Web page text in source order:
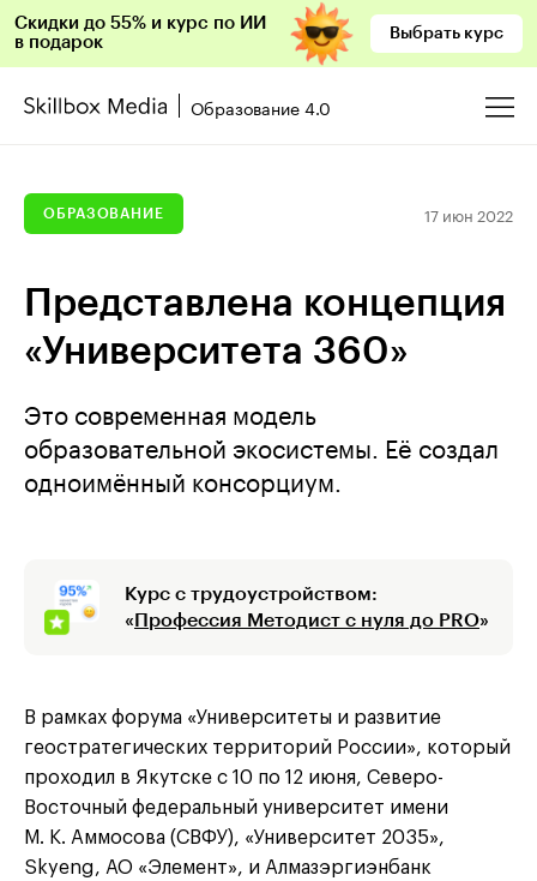
Скидки до 55% и курс по ИИ
в подарок
Выбрать курс
Образование 4.0
ОБРАЗОВАНИЕ 17 июн 2022
Представлена концепция
«Университета 360»
Это современная модель
образовательной экосистемы. Её создал
одноимённый консорциум.
Курс с трудоустройством:
« Профессия Методист с нуля до PRO»
В рамках форума «Университеты и развитие
геостратегических территорий России», который
проходил в Якутске с 10 по 12 июня, Северо-
Восточный федеральный университет имени
М. К. Аммосова (СВФУ), «Университет 2035»,
Skyeng, АО «Элемент», и Алмазэргиэнбанк